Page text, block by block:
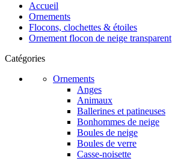
Accueil
Ornements
Flocons, clochettes & étoiles
Ornement flocon de neige transparent
Catégories
Ornements
Anges
Animaux
Ballerines et patineuses
Bonhommes de neige
Boules de neige
Boules de verre
Casse-noisette